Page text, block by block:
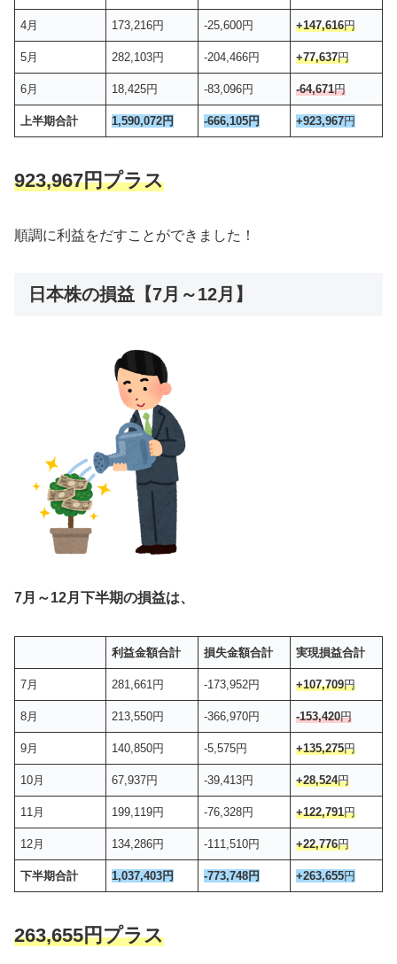
4月 173,216円 -25,600円 +147,616円
5月 282,103円 -204,466円 +77,637円
6月 18,425円 -83,096円 -64,671円
上半期合計 1,590,072円 -666,105円 +923,967円
923,967円プラス
順調に利益をだすことができました！
日本株の損益【7月～12月】
7月～12月下半期の損益は、
利益金額合計 損失金額合計 実現損益合計
7月 281,661円 -173,952円 +107,709円
8月 213,550円 -366,970円 -153,420円
9月 140,850円 -5,575円 +135,275円
10月 67,937円 -39,413円 +28,524円
11月 199,119円 -76,328円 +122,791円
12月 134,286円 -111,510円 +22,776円
下半期合計 1,037,403円 -773,748円 +263,655円
263,655円プラス